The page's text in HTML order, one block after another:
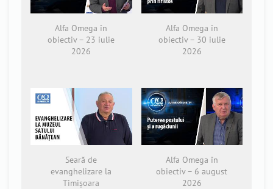
Alfa Omega în
obiectiv – 23 iulie
2026
Alfa Omega în
obiectiv – 30 iulie
2026
Seară de
evanghelizare la
Timișoara
Alfa Omega în
obiectiv – 6 august
2026